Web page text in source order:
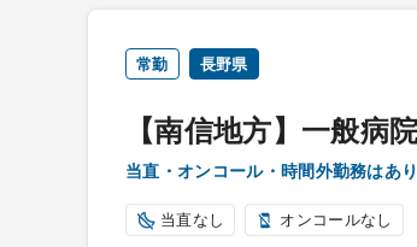
常勤 長野県
【南信地方】一般
当直・オンコール・時間外勤務は
当直なし オンコールなし